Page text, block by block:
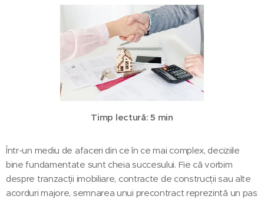
Timp lectură: 5 min
Într-un mediu de afaceri din ce în ce mai complex, deciziile
bine fundamentate sunt cheia succesului. Fie că vorbim
despre tranzacții imobiliare, contracte de construcții sau alte
acorduri majore, semnarea unui precontract reprezintă un pas